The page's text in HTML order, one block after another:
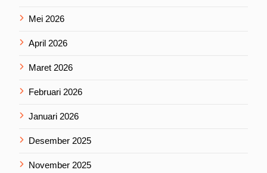
Mei 2026
April 2026
Maret 2026
Februari 2026
Januari 2026
Desember 2025
November 2025